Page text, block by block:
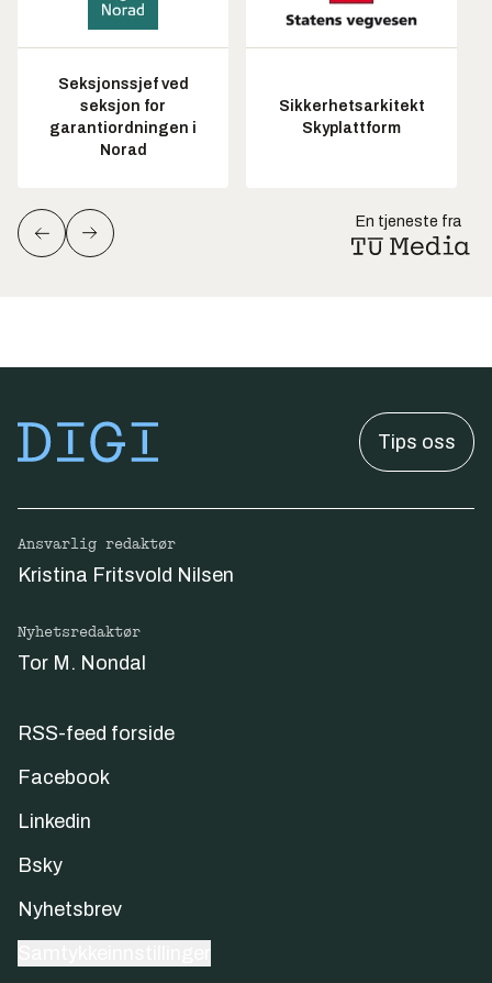
Seksjonssjef ved
seksjon for
garantiordningen i
Norad
Sikkerhetsarkitekt
Skyplattform
En tjeneste fra
Tips oss
Ansvarlig redaktør
Kristina Fritsvold Nilsen
Nyhetsredaktør
Tor M. Nondal
RSS-feed forside
Facebook
Linkedin
Bsky
Nyhetsbrev